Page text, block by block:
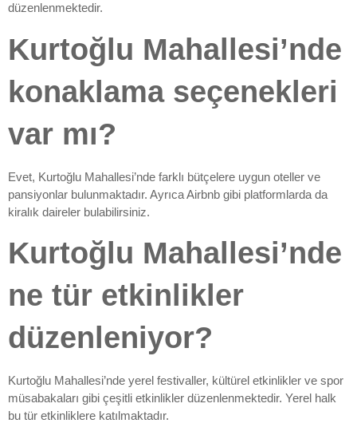
düzenlenmektedir.
Kurtoğlu Mahallesi’nde
konaklama seçenekleri
var mı?
Evet, Kurtoğlu Mahallesi’nde farklı bütçelere uygun oteller ve
pansiyonlar bulunmaktadır. Ayrıca Airbnb gibi platformlarda da
kiralık daireler bulabilirsiniz.
Kurtoğlu Mahallesi’nde
ne tür etkinlikler
düzenleniyor?
Kurtoğlu Mahallesi’nde yerel festivaller, kültürel etkinlikler ve spor
müsabakaları gibi çeşitli etkinlikler düzenlenmektedir. Yerel halk
bu tür etkinliklere katılmaktadır.